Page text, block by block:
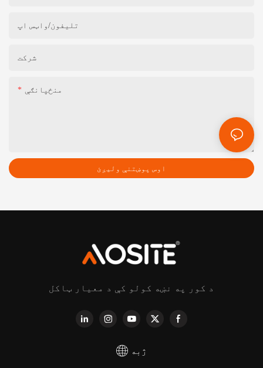
تلیفون/واټس اپ
شرکت
منځپانګې
اوس پوښتنې ولیږئ
د کور په نښه کولو کې د معیار ټاکل
ژبه